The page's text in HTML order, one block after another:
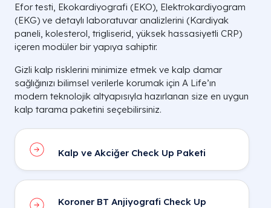
Efor testi, Ekokardiyografi (EKO), Elektrokardiyogram
(EKG) ve detaylı laboratuvar analizlerini (Kardiyak
paneli, kolesterol, trigliserid, yüksek hassasiyetli CRP)
içeren modüler bir yapıya sahiptir.
Gizli kalp risklerini minimize etmek ve kalp damar
sağlığınızı bilimsel verilerle korumak için A Life’ın
modern teknolojik altyapısıyla hazırlanan size en uygun
kalp tarama paketini seçebilirsiniz.
Kalp ve Akciğer Check Up Paketi
Koroner BT Anjiyografi Check Up